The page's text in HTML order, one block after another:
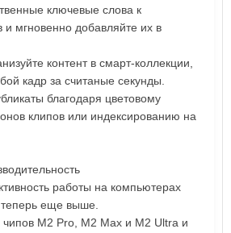
ключевые слова к
и мгновенно добавляйте их в
контент в смарт-коллекции,
кадр за считаные секунды.
благодаря цветовому
клипов или индексированию на
работы на компьютерах
еще выше.
M2 Pro, M2 Max и M2 Ultra и